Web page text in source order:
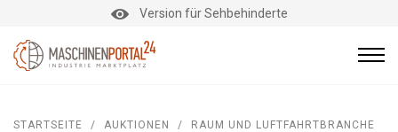
Version für Sehbehinderte
STARTSEITE / AUKTIONEN / RAUM UND LUFTFAHRTBRANCHE